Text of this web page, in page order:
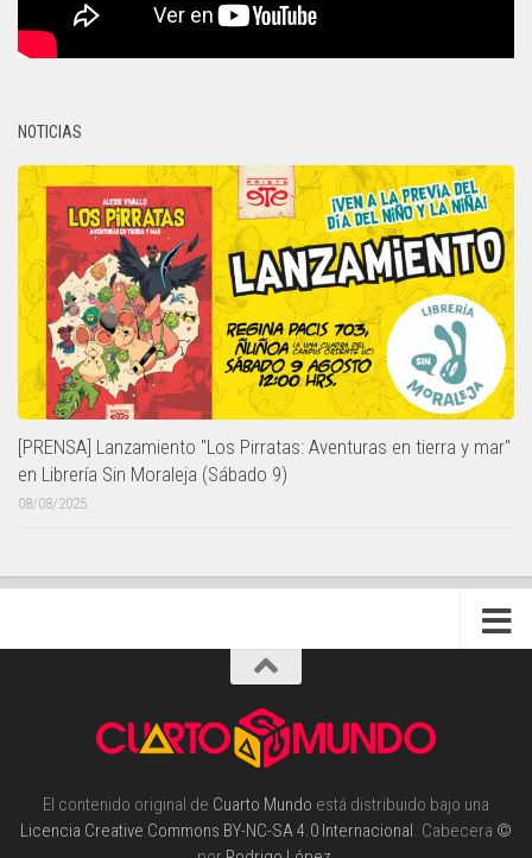
NOTICIAS
[PRENSA] Lanzamiento "Los Pirratas: Aventuras en tierra y mar"
en Librería Sin Moraleja (Sábado 9)
08/08/2025
El contenido original de Cuarto Mundo está distribuido bajo una
Licencia Creative Commons BY-NC-SA 4.0 Internacional. Cabecera ©